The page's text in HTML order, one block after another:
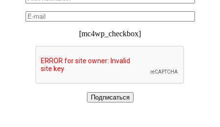
[mc4wp_checkbox]